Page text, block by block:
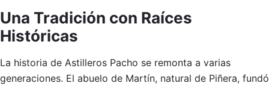
Una Tradición con Raíces
Históricas
La historia de Astilleros Pacho se remonta a varias
generaciones. El abuelo de Martín, natural de Piñera, fundó